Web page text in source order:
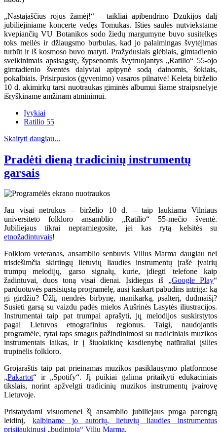
„Nastajaščius rojus žamėj!“ – taikliai apibendrino Dzūkijos dalį
jubiliejiniame koncerte vedęs Tomukas. Išties saulės nutviekstame
kvepiančių VU Botanikos sodo žiedų margumyne buvo susitelkęs
toks meilės ir džiaugsmo burbulas, kad jo palaimingas švytėjimas
turbūt ir iš kosmoso buvo matyti. Pražydusiais glėbiais, gimtadienio
sveikinimais apsisagstę, šypsenomis švytruojantys „Ratilio“ 55-ojo
gimtadienio šventės dalyviai apipynė sodą dainomis, šokiais,
pokalbiais. Prisirpusios (gyvenimo) vasaros pilnatvė! Keletą birželio
10 d. akimirkų tarsi nuotraukas giminės albumui šiame straipsnelyje
išryškiname amžinam atminimui.
Įvykiai
Ratilio 55
Skaityti daugiau...
Pradėti dieną tradicinių instrumentų
garsais
Jau visai netrukus – birželio 10 d. – taip laukiama Vilniaus
universiteto folkloro ansamblio „Ratilio“ 55-mečio šventė.
Jubiliejaus tikrai nepramiegosite, jei kas rytą kelsitės su
etnožadintuvais!
Folkloro veteranas, ansamblio senbuvis Vilius Marma daugiau nei
trisdešimčia skirtingų lietuvių liaudies instrumentų įrašė įvairių
trumpų melodijų, garso signalų, kurie, įdiegti telefone kaip
žadintuvai, duos toną visai dienai. Įsidiegus iš „Google Play“
parduotuvės parsisiųstą programėlę, ausį kaskart pabudins intriga: ką
gi girdžiu? Ūžlį, nendrės birbynę, manikarką, psalterį, dūdmaišį?
Susieti garsą su vaizdu padės mielos Aušrinės Lasytės iliustracijos.
Instrumentai taip pat trumpai aprašyti, jų melodijos suskirstytos
pagal Lietuvos etnografinius regionus. Taigi, naudojantis
programėle, rytai taps smagus pažindinimosi su tradiciniais muzikos
instrumentais laikas, ir į šiuolaikinę kasdienybę natūraliai įsilies
trupinėlis folkloro.
Grojaraštis taip pat prieinamas muzikos pasiklausymo platformose
„Pakartot“ ir „Spotify“. Jį puikiai galima pritaikyti edukaciniais
tikslais, norint apžvelgti tradicinių muzikos instrumentų įvairovę
Lietuvoje.
Pristatydami visuomenei šį ansamblio jubiliejaus proga parengtą
leidinį, kalbiname jo autorių, lietuvių liaudies instrumentus
prisijaukinusį „budintoją“ Vilių Marmą.